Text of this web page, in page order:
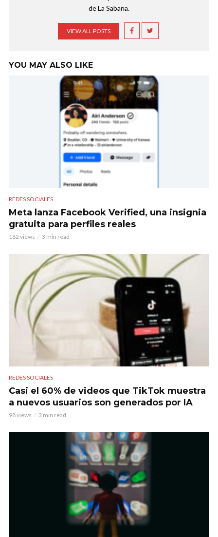
de La Sabana.
VIEW ALL POSTS
YOU MAY ALSO LIKE
REDES SOCIALES
Meta lanza Facebook Verified, una insignia
gratuita para perfiles reales
162 views 3 min read
REDES SOCIALES
Casi el 60% de videos que TikTok muestra
a nuevos usuarios son generados por IA
98 views 3 min read